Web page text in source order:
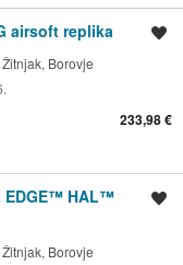
airsoft replika
Borovje
233,98 €
EDGE™ HAL™
Borovje